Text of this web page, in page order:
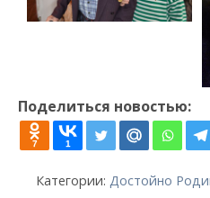
Поделиться новостью:
7 1
Категории: Достойно